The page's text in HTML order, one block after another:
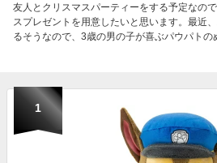
友人とクリスマスパーティーをする予定なの
スプレゼントを用意したいと思います。最近
るそうなので、3歳の男の子が喜ぶパウパトの
1